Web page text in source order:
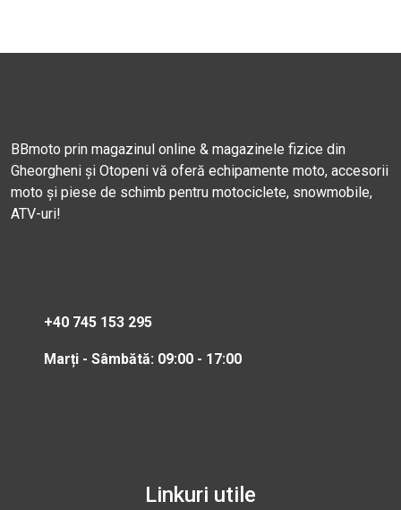
BBmoto prin magazinul online & magazinele fizice din
Gheorgheni și Otopeni vă oferă echipamente moto, accesorii
moto și piese de schimb pentru motociclete, snowmobile,
ATV-uri!
+40 745 153 295
Marți - Sâmbătă: 09:00 - 17:00
Linkuri utile